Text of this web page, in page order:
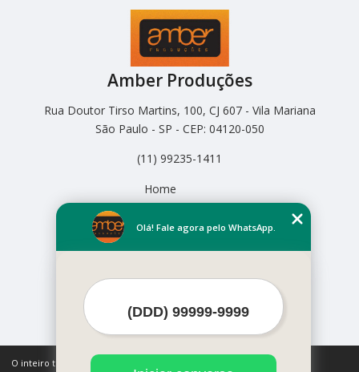
Amber Produções
Rua Doutor Tirso Martins, 100, CJ 607 - Vila Mariana
São Paulo - SP - CEP: 04120-050
(11) 99235-1411
Home
Empresa
Missão
Mapa do site
O inteiro teor deste site está sujeito à proteção de direitos autorais.
Olá! Fale agora pelo WhatsApp.